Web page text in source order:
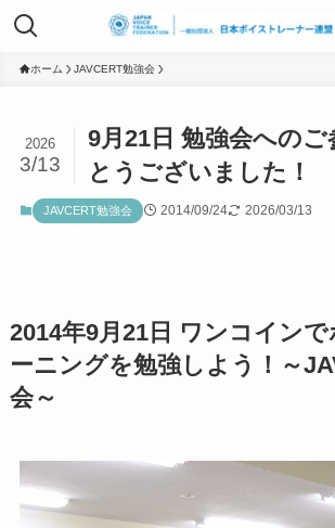
日本ボイストレーナー連盟
いて
ボイストレーニング
年間事業計画
ホーム JAVCERT勉強会
9月21日 勉強会への
とうございました！
2026
3/13
JAVCERT勉強会 2014/09/24 2026/03/13
2014年9月21日 ワンコイン
ーニングを勉強しよう！～
会～